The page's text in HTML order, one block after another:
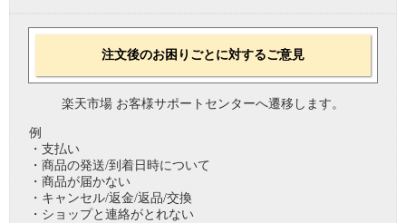
注文後のお困りごとに対するご意見
楽天市場 お客様サポートセンターへ遷移します。
例
・支払い
・商品の発送/到着日時について
・商品が届かない
・キャンセル/返金/返品/交換
・ショップと連絡がとれない